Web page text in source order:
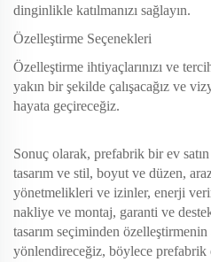
dinginlikle katılmanızı sağlayın.
Özelleştirme Seçenekleri
Özelleştirme ihtiyaçlarınızı ve
yakın bir şekilde çalışacağız ve
hayata geçireceğiz.
Sonuç olarak, prefabrik bir ev
tasarım ve stil, boyut ve düzen,
yönetmelikleri ve izinler, enerji
nakliye ve montaj, garanti ve
tasarım seçiminden özelleştirmenin
yönlendireceğiz, böylece prefabrik